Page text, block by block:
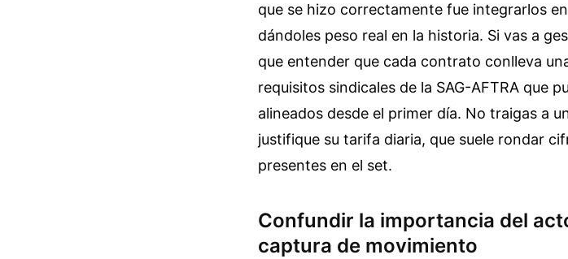
que se hizo correctamente fue integrarlos
dándoles peso real en la historia. Si vas a
que entender que cada contrato conlleva
requisitos sindicales de la SAG-AFTRA que
alineados desde el primer día. No traigas a
justifique su tarifa diaria, que suele rondar
presentes en el set.
Confundir la importancia del
captura de movimiento